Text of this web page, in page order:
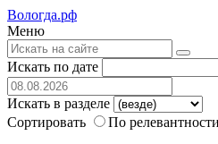
Вологда.рф
Меню
Искать по дате
Искать в разделе
Сортировать
По релевантности